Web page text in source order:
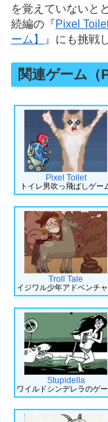
を覚えていないと
続編の『Pixel
ーム】
』にも挑戦
関連ゲーム（
Pixel Toilet
トイレ男吹っ飛ばしゲー
Troll Tale
イジワル少年アドベンチ
Stupidella
ワイルドシンデレラのゲ